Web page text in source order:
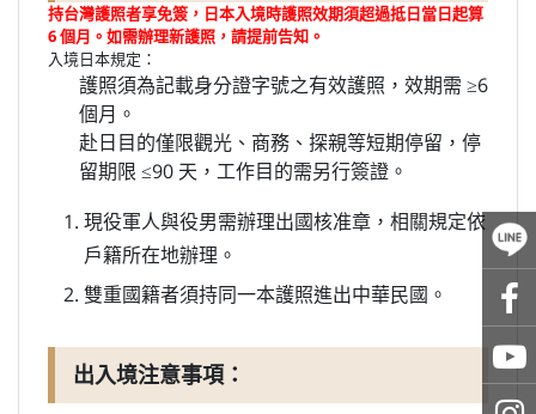
持台灣護照者享免簽，日本入境時護照效期須超過抵日當日起算
6 個月。如需辦理新護照，請提前告知。
入境日本規定：
護照須為記載身分證字號之有效護照，效期需 ≥6
個月。
赴日目的僅限觀光、商務、探親等短期停留，停
留期限 ≤90 天，工作目的需另行簽證。
現役軍人與役男需辦理出國核准章，相關規定依
戶籍所在地辦理。
雙重國籍者須持同一本護照進出中華民國。
出入境注意事項：